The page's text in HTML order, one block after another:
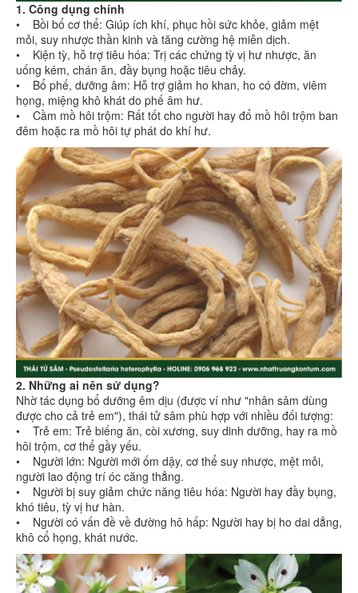
1. Công dụng chính
• Bồi bổ cơ thể: Giúp ích khí, phục hồi sức khỏe, giảm mệt
mỏi, suy nhược thần kinh và tăng cường hệ miễn dịch.
• Kiện tỳ, hỗ trợ tiêu hóa: Trị các chứng tỳ vị hư nhược, ăn
uống kém, chán ăn, đầy bụng hoặc tiêu chảy.
• Bổ phế, dưỡng âm: Hỗ trợ giảm ho khan, ho có đờm, viêm
họng, miệng khô khát do phế âm hư.
• Cầm mồ hôi trộm: Rất tốt cho người hay đổ mồ hôi trộm ban
đêm hoặc ra mồ hôi tự phát do khí hư.
2. Những ai nên sử dụng?
Nhờ tác dụng bổ dưỡng êm dịu (được ví như "nhân sâm dùng
được cho cả trẻ em"), thái tử sâm phù hợp với nhiều đối tượng:
• Trẻ em: Trẻ biếng ăn, còi xương, suy dinh dưỡng, hay ra mồ
hôi trộm, cơ thể gầy yếu.
• Người lớn: Người mới ốm dậy, cơ thể suy nhược, mệt mỏi,
người lao động trí óc căng thẳng.
• Người bị suy giảm chức năng tiêu hóa: Người hay đầy bụng,
khó tiêu, tỳ vị hư hàn.
• Người có vấn đề về đường hô hấp: Người hay bị ho dai dẳng,
khô cổ họng, khát nước.